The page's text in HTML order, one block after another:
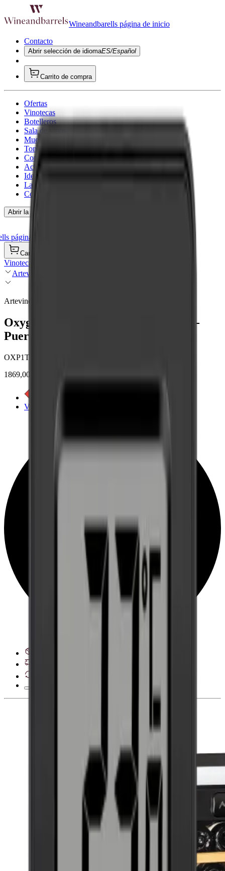
Wineandbarells página de inicio
Contacto
Abrir selección de idiomaES/Español
Carrito de compra
Ofertas
Vinotecas
Botelleros
Sala de vinos
Muebles para vino
Toneles de vino
Copa de vino
Accesorios para vino
Ideas de regalo
La inspiración
Consultoría
Abrir la navegación
página de inicio
Carrito de compra
Vinotecas
Artevino
Artevino
Oxygen - 98 botellas - 1 temperatura -
Puerta de vidrio
OXP1T98NVSD
1869,00 €
Ver detalles del producto